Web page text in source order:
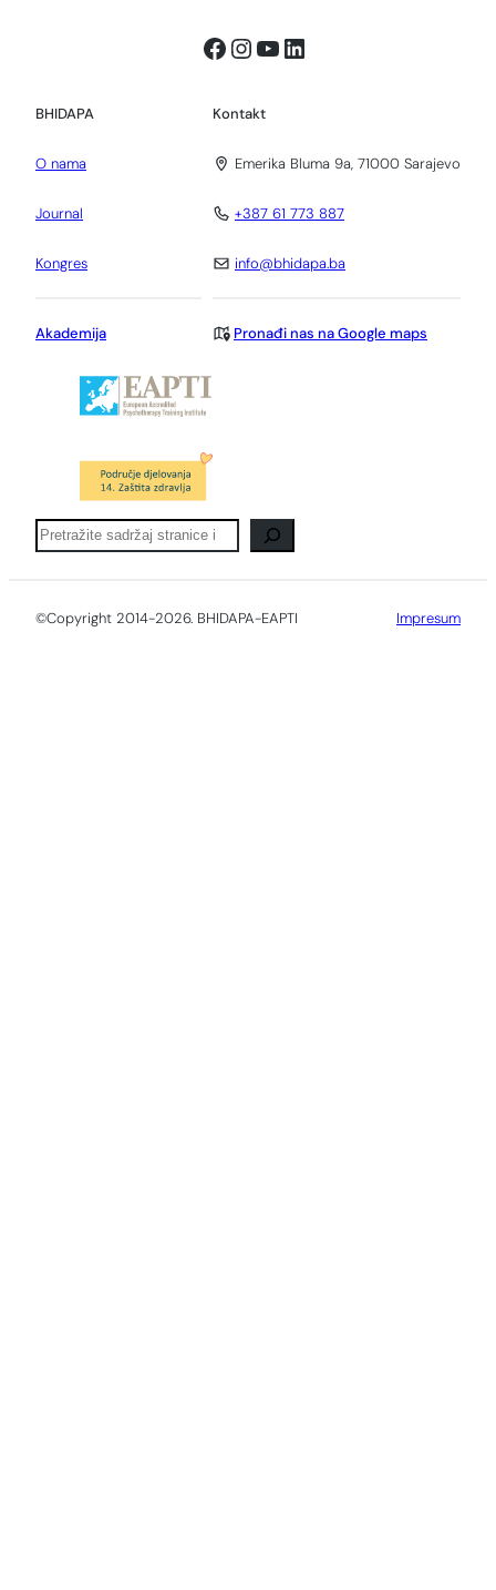
Facebook
Instagram
YouTube
LinkedIn
BHIDAPA
O nama
Journal
Kongres
Akademija
Kontakt
Emerika Bluma 9a, 71000 Sarajevo
+387 61 773 887
info@bhidapa.ba
Pronađi nas na Google maps
Pretraga
©Copyright 2014-2026. BHIDAPA-EAPTI Impresum